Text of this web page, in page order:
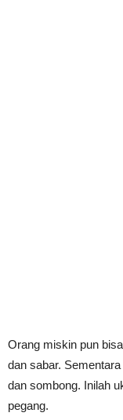
Orang miskin pun
dan sabar.
dan sombong. Inilah
pegang.